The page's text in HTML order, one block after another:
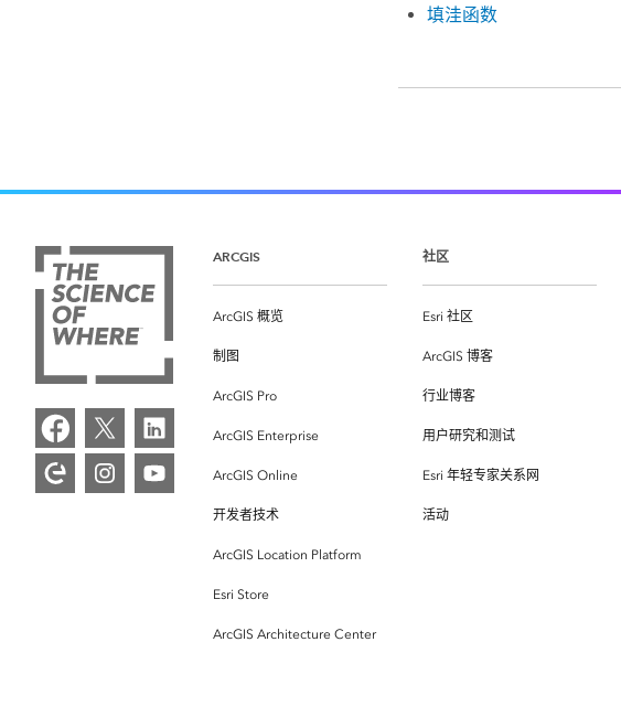
填洼函数
ARCGIS
ArcGIS 概览
制图
ArcGIS Pro
ArcGIS Enterprise
ArcGIS Online
开发者技术
ArcGIS Location Platform
Esri Store
ArcGIS Architecture Center
社区
Esri 社区
ArcGIS 博客
行业博客
用户研究和测试
Esri 年轻专家关系网
活动